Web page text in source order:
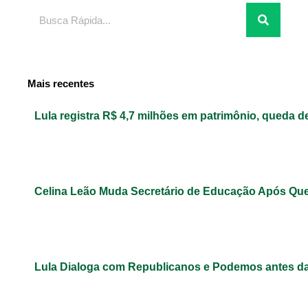
Mais recentes
Lula registra R$ 4,7 milhões em patrimônio, queda
Celina Leão Muda Secretário de Educação Após
Lula Dialoga com Republicanos e Podemos antes